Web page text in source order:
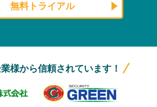
ド無料トライアル
様から信頼されています！